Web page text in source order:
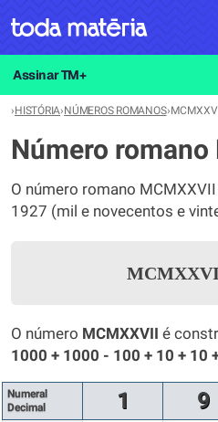
Assinar TM+
›HISTÓRIA›NÚMEROS ROMANOS›
Número romano
O número romano
1927 (mil e novecentos e
O número MCMXXVII é
1000 + 1000 - 100 + 10 + 10
Numeral
Decimal
1 9